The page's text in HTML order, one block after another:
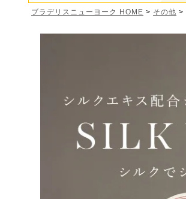
ブラデリスニューヨーク HOME その他